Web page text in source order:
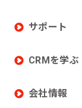
サポート
CRMを学ぶ
会社情報